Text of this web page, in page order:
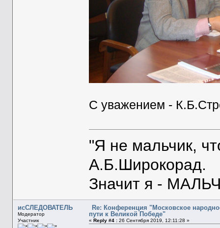
С уважением -
"Я не мальчик,
А.Б.Широкорад.
Значит я -
исСЛЕДОВАТЕЛЬ
Модератор
Участник
Re: Конференция "Московское
пути к Великой Победе"
« Reply #4 :26 Сентября 2019, 12:11:28 »